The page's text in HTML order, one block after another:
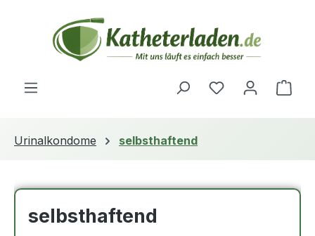
Zum Hauptinhalt springen
Du hast 0
Urinalkondome selbsthaftend
selbsthaftend